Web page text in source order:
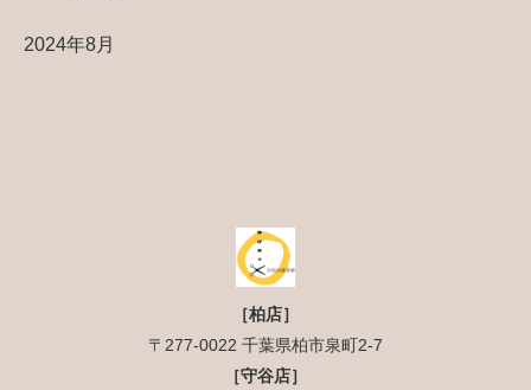
2024年8月
［柏店］
〒277-0022 千葉県柏市泉町2-7
［守谷店］